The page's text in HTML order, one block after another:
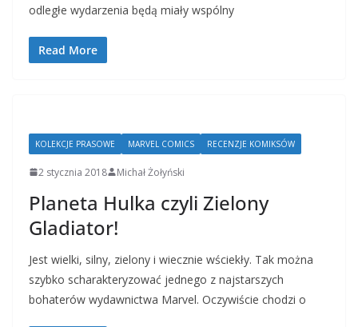
odległe wydarzenia będą miały wspólny
Read More
KOLEKCJE PRASOWE MARVEL COMICS RECENZJE KOMIKSÓW
2 stycznia 2018 Michał Żołyński
Planeta Hulka czyli Zielony
Gladiator!
Jest wielki, silny, zielony i wiecznie wściekły. Tak można
szybko scharakteryzować jednego z najstarszych
bohaterów wydawnictwa Marvel. Oczywiście chodzi o